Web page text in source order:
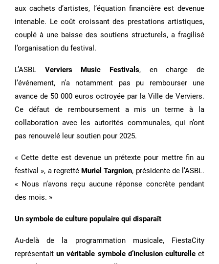
aux cachets d’artistes, l’équation financière est devenue
intenable. Le coût croissant des prestations artistiques,
couplé à une baisse des soutiens structurels, a fragilisé
l’organisation du festival.
L’ASBL Verviers Music Festivals, en charge de
l’événement, n’a notamment pas pu rembourser une
avance de 50 000 euros octroyée par la Ville de Verviers.
Ce défaut de remboursement a mis un terme à la
collaboration avec les autorités communales, qui n’ont
pas renouvelé leur soutien pour 2025.
« Cette dette est devenue un prétexte pour mettre fin au
festival », a regretté Muriel Targnion, présidente de l’ASBL.
« Nous n’avons reçu aucune réponse concrète pendant
des mois. »
Un symbole de culture populaire qui disparaît
Au-delà de la programmation musicale, FiestaCity
représentaitun véritable symbole d’inclusion culturelleet